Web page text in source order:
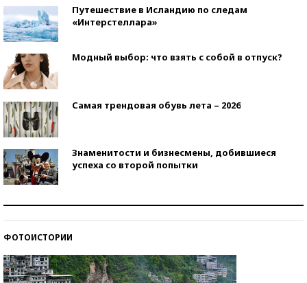
Путешествие в Исландию по следам
«Интерстеллара»
Модный выбор: что взять с собой в отпуск?
Самая трендовая обувь лета – 2026
Знаменитости и бизнесмены, добившиеся
успеха со второй попытки
ФОТОИСТОРИИ